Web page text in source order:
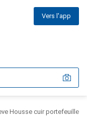
Vers l'app
Housse cuir portefeuille